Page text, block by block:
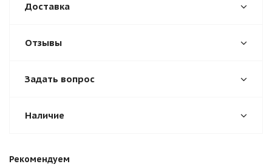
Доставка
Отзывы
Задать вопрос
Наличие
Рекомендуем